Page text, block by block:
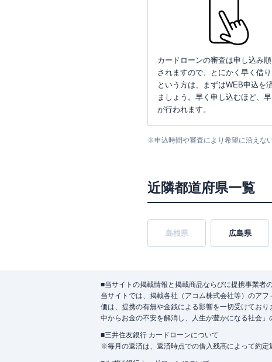
カードローンの審査は申し込み
されますので、とにかく早く借
という方は、まずはWEB申込を
ましょう。早く申し込むほど、
が行われます。
※申込時間や審査により希望に沿えな
近隣都道府県一覧
島根県 広島県
■当サイトの掲載情報と掲載商品ならびに提携事業者
当サイトでは、掲載各社（アコム株式会社等）のア
価は、提携の有無や金銭による影響を一切受けてお
中からお金の不安を解消し、人生が豊かになる社会」
■三井住友銀行 カードローンについて
※毎月の返済は、返済時点での借入残高によって約定